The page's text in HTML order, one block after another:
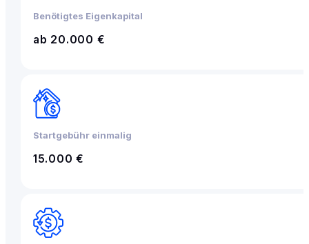
Benötigtes Eigenkapital
ab 20.000 €
Startgebühr einmalig
15.000 €